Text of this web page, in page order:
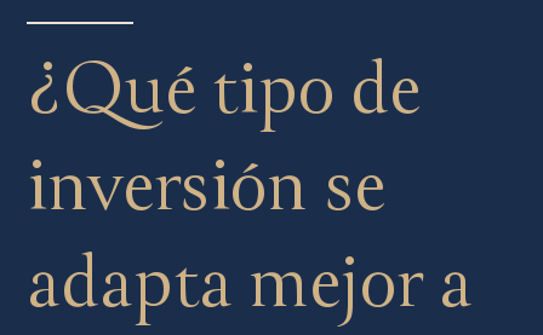
¿Qué tipo de
inversión se
adapta mejor a